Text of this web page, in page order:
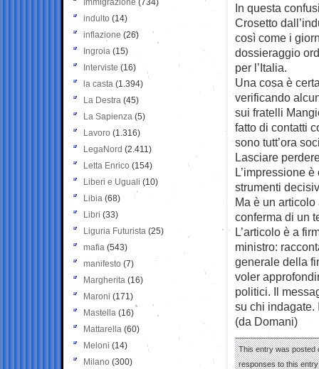
In questa
Crosetto
così come i
dossieraggio
per l’Italia.
Una cosa è
verificando
sui fratelli
fatto di contatti
sono tutt’ora
Lasciare
L’impressione
strumenti
Ma è un
conferma di un
L’articolo è a
ministro:
generale della
voler
politici. Il
su chi indagate.
(da Domani)
This entry was posted
responses to this
Immigrazione (734)
indulto (14)
inflazione (26)
Ingroia (15)
Interviste (16)
la casta (1.394)
La Destra (45)
La Sapienza (5)
Lavoro (1.316)
LegaNord (2.411)
Letta Enrico (154)
Liberi e Uguali (10)
Libia (68)
Libri (33)
Liguria Futurista (25)
mafia (543)
manifesto (7)
Margherita (16)
Maroni (171)
Mastella (16)
Mattarella (60)
Meloni (14)
Milano (300)